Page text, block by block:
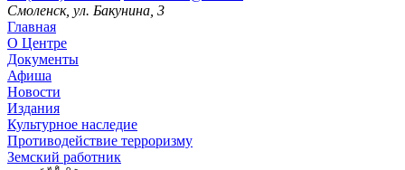
Смоленск, ул. Бакунина, 3
Главная
О Центре
Документы
Афиша
Новости
Издания
Культурное наследие
Противодействие терроризму
Земский работник